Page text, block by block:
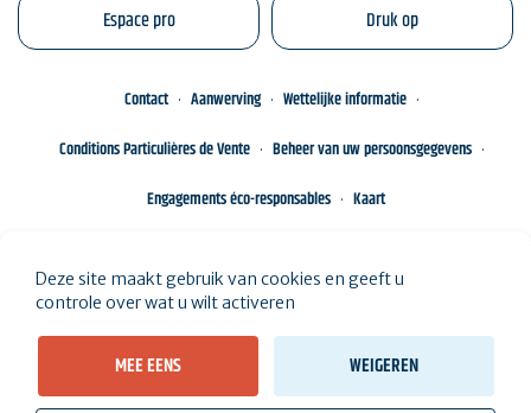
Espace pro Druk op
Contact Aanwerving
Wettelijke informatie
Conditions Particulières de Vente
Beheer van uw persoonsgegevens
Engagements éco-responsables
Kaart
Deze site maakt gebruik van cookies en geeft u
controle over wat u wilt activeren
MEE EENS WEIGEREN